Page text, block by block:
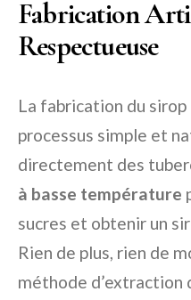
Fabrication
Respectueuse
La fabrication du sirop
processus simple et
directement des
à basse température
sucres et obtenir un
Rien de plus, rien de
méthode d’extraction